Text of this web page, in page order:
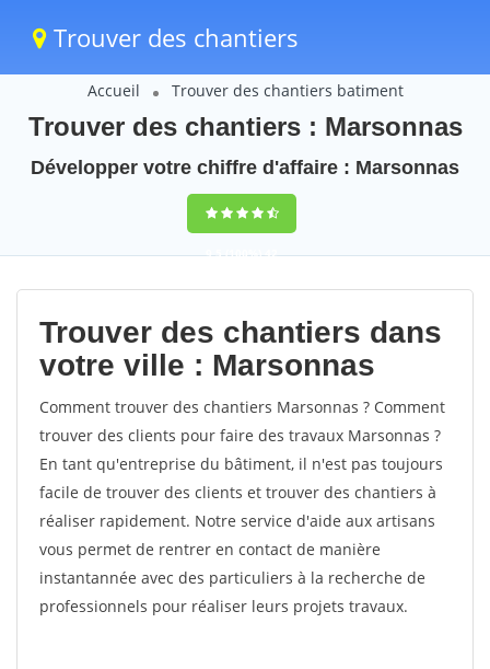
Trouver des chantiers
Accueil Trouver des chantiers batiment
Trouver des chantiers : Marsonnas
Développer votre chiffre d'affaire : Marsonnas
9,5(100%)42
votes
Trouver des chantiers dans
votre ville : Marsonnas
Comment trouver des chantiers Marsonnas ? Comment
trouver des clients pour faire des travaux Marsonnas ?
En tant qu'entreprise du bâtiment, il n'est pas toujours
facile de trouver des clients et trouver des chantiers à
réaliser rapidement. Notre service d'aide aux artisans
vous permet de rentrer en contact de manière
instantannée avec des particuliers à la recherche de
professionnels pour réaliser leurs projets travaux.